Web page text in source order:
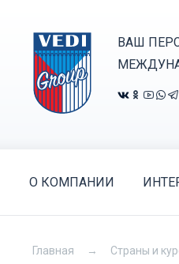
ВАШ
О КОМПАНИИ
Главная Страны и